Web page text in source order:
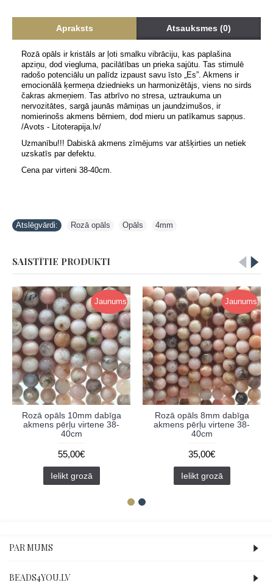
Apraksts Atsauksmes (0)
Rozā opāls ir kristāls ar ļoti smalku vibrāciju, kas paplašina
apziņu, dod viegluma, pacilātības un prieka sajūtu. Tas stimulē
radošo potenciālu un palīdz izpaust savu īsto „Es”. Akmens ir
emocionālā ķermeņa dziednieks un harmonizētājs, viens no sirds
čakras akmeņiem. Tas atbrīvo no stresa, uztraukuma un
nervozitātes, sargā jaunās māmiņas un jaundzimušos, ir
nomierinošs akmens bērniem, dod mieru un patīkamus sapņus.
/Avots - Litoterapija.lv/
Uzmanību!!! Dabiskā akmens zīmējums var atšķirties un netiek
uzskatīs par defektu.
Cena par virteni 38-40cm.
Atslēgvārdi: Rozā opāls Opāls 4mm
SAISTĪTIE PRODUKTI
Jaunums
Rozā opāls 10mm dabīga
akmens pērļu virtene 38-
40cm
55,00€
Ielikt grozā
Jaunums
Rozā opāls 8mm dabīga
akmens pērļu virtene 38-
40cm
35,00€
Ielikt grozā
PAR MUMS
BEADS4YOU.LV